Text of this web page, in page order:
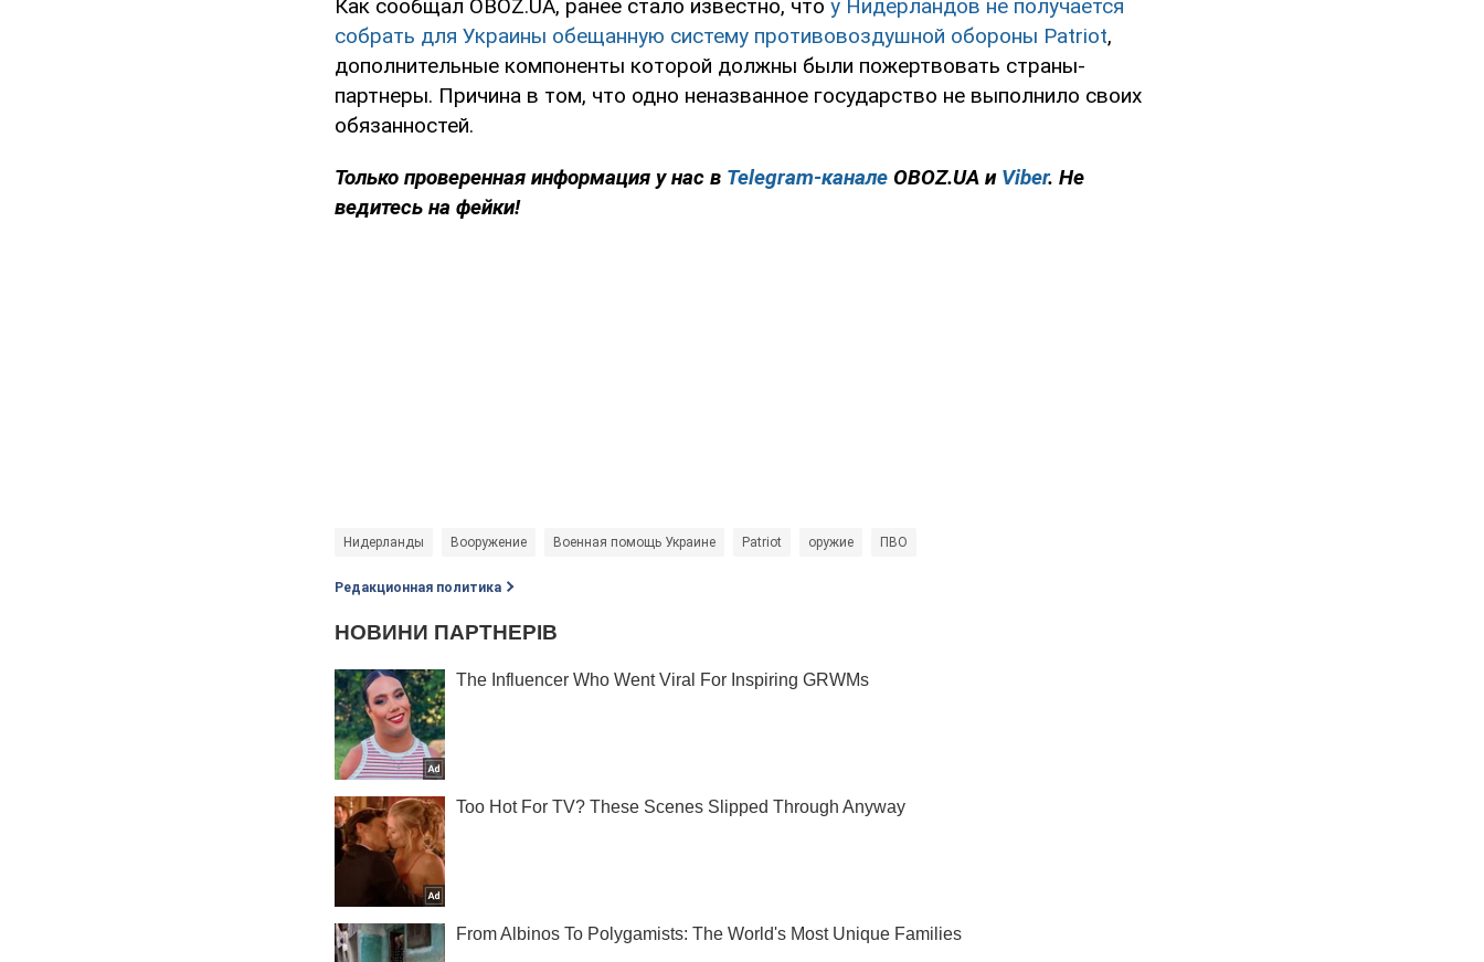
Как сообщал OBOZ.UA, ранее стало известно, что у Нидерландов не получается
собрать для Украины обещанную систему противовоздушной обороны Patriot,
дополнительные компоненты которой должны были пожертвовать страны-
партнеры. Причина в том, что одно неназванное государство не выполнило своих
обязанностей.
Только проверенная информация у нас в Telegram-канале OBOZ.UA и Viber. Не
ведитесь на фейки!
Нидерланды Вооружение Военная помощь Украине Patriot оружие ПВО
Редакционная политика